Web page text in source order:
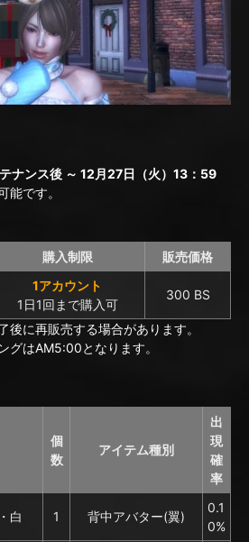
ナンス後 ～ 12月27日（火）13：59
です。
購入制限 販売価格
1アカウント
1日1回まで購入可
300 BS
後に再販売する場合があります。
グはAM5:00となります。
個
数
アイテム種別
出
現
確
率
白 1 背中アバター(翼)
0.1
0%